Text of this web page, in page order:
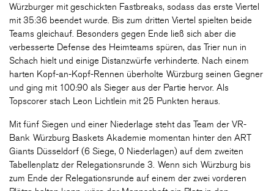
Würzburger mit geschickten Fastbreaks, sodass das erste Viertel
mit 35:36 beendet wurde. Bis zum dritten Viertel spielten beide
Teams gleichauf. Besonders gegen Ende ließ sich aber die
verbesserte Defense des Heimteams spüren, das Trier nun in
Schach hielt und einige Distanzwürfe verhinderte. Nach einem
harten Kopf-an-Kopf-Rennen überholte Würzburg seinen Gegner
und ging mit 100:90 als Sieger aus der Partie hervor. Als
Topscorer stach Leon Lichtlein mit 25 Punkten heraus.
Mit fünf Siegen und einer Niederlage steht das Team der VR-
Bank Würzburg Baskets Akademie momentan hinter den ART
Giants Düsseldorf (6 Siege, 0 Niederlagen) auf dem zweiten
Tabellenplatz der Relegationsrunde 3. Wenn sich Würzburg bis
zum Ende der Relegationsrunde auf einem der zwei vorderen